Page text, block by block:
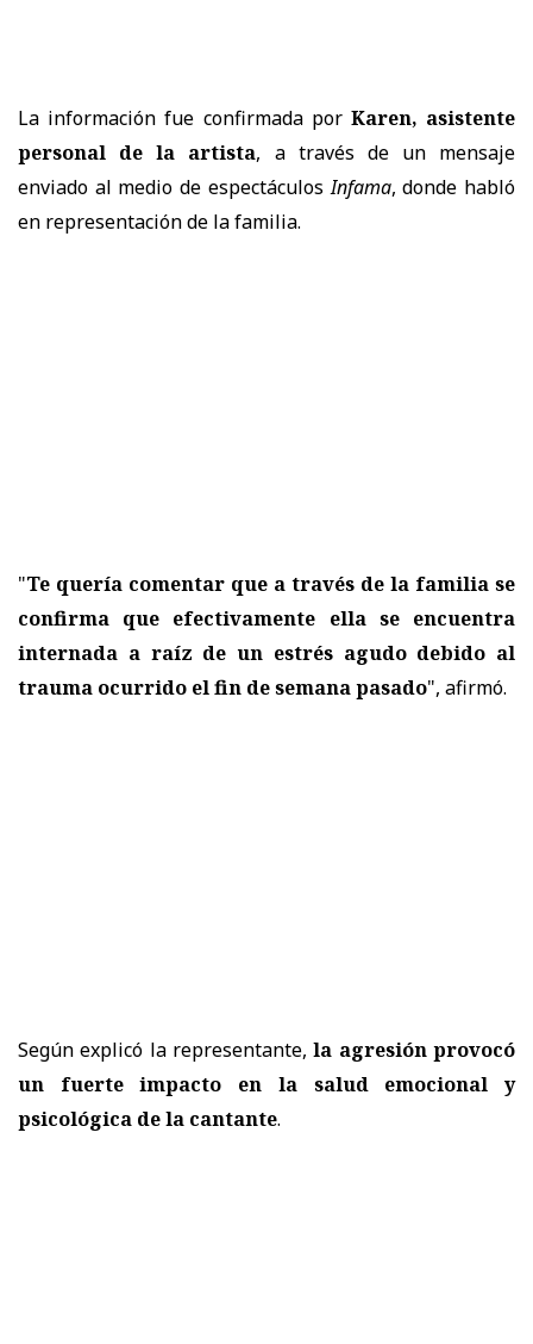
La información fue confirmada por Karen, asistente
personal de la artista, a través de un mensaje
enviado al medio de espectáculosInfama, donde habló
en representación de la familia.
"Te quería comentar que a través de la familia se
confirma que efectivamente ella se encuentra
internada a raíz de un estrés agudo debido al
trauma ocurrido el fin de semana pasado", afirmó.
Según explicó la representante,la agresión provocó
un fuerte impacto en la salud emocional y
psicológica de la cantante.